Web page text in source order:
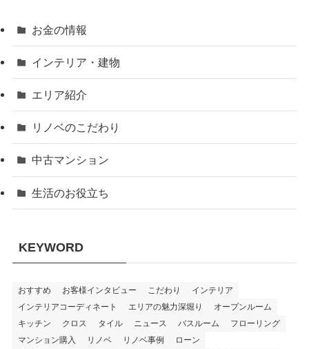
お金の情報
インテリア・建物
エリア紹介
リノベのこだわり
中古マンション
生活のお役立ち
KEYWORD
おすすめ お客様インタビュー こだわり
インテリア
インテリアコーディネート
エリアの魅力深堀り
オープンルーム
キッチン
クロス タイル ニュース バスルーム
フローリング
マンション購入
リノベ リノベ事例
ローン